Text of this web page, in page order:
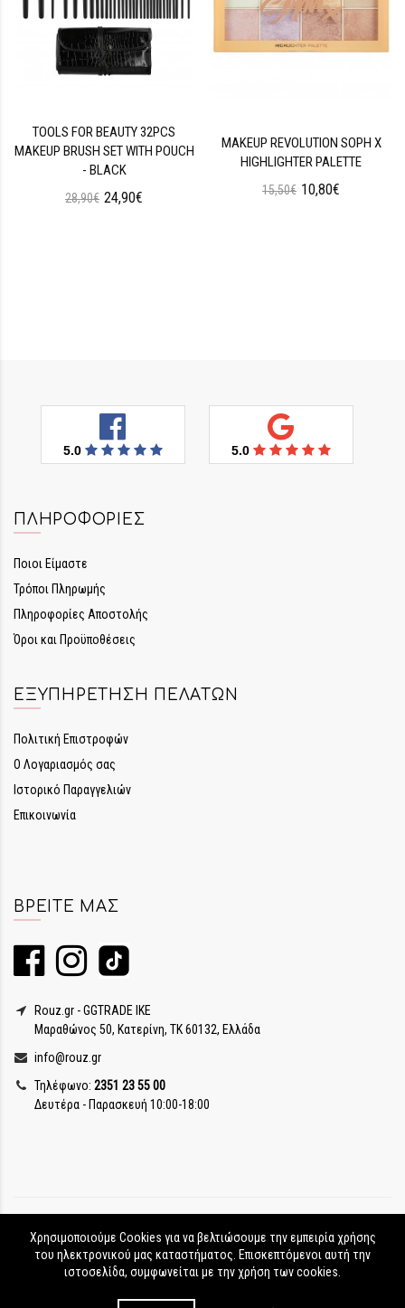
TOOLS FOR BEAUTY 32PCS
MAKEUP BRUSH SET WITH POUCH
- BLACK
28,90€ 24,90€
MAKEUP REVOLUTION SOPH X
HIGHLIGHTER PALETTE
15,50€ 10,80€
5.0 5.0
ΠΛΗΡΟΦΟΡΊΕΣ
Ποιοι Είμαστε
Τρόποι Πληρωμής
Πληροφορίες Αποστολής
Όροι και Προϋποθέσεις
ΕΞΥΠΗΡΈΤΗΣΗ ΠΕΛΑΤΏΝ
Πολιτική Επιστροφών
Ο Λογαριασμός σας
Ιστορικό Παραγγελιών
Επικοινωνία
ΒΡΕΊΤΕ ΜΑΣ
Rouz.gr - GGTRADE IKE
Μαραθώνος 50, Κατερίνη, ΤΚ 60132, Ελλάδα
info@rouz.gr
Τηλέφωνο: 2351 23 55 00
Δευτέρα - Παρασκευή 10:00-18:00
Χρησιμοποιούμε Cookies για να βελτιώσουμε την εμπειρία χρήσης
του ηλεκτρονικού μας καταστήματος. Επισκεπτόμενοι αυτή την
ιστοσελίδα, συμφωνείται με την χρήση των cookies.